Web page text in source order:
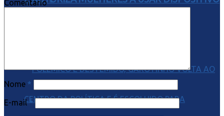
Comentário*
Nome *
E-mail*